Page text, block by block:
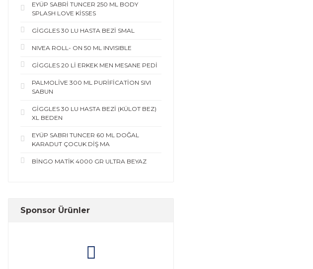
EYÜP SABRİ TUNCER 250 ML BODY
SPLASH LOVE KİSSES
GİGGLES 30 LU HASTA BEZİ SMAL
NIVEA ROLL- ON 50 ML INVISIBLE
GİGGLES 20 Lİ ERKEK MEN MESANE PEDİ
PALMOLİVE 300 ML PURİFİCATİON SIVI
SABUN
GİGGLES 30 LU HASTA BEZİ (KÜLOT BEZ)
XL BEDEN
EYÜP SABRI TUNCER 60 ML DOĞAL
KARADUT ÇOCUK DİŞ MA
BİNGO MATİK 4000 GR ULTRA BEYAZ
Sponsor Ürünler